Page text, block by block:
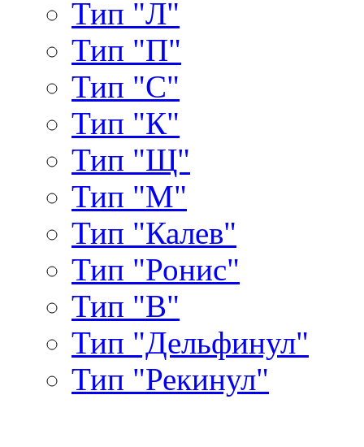
Тип "Л"
Тип "П"
Тип "С"
Тип "К"
Тип "Щ"
Тип "М"
Тип "Калев"
Тип "Ронис"
Тип "В"
Тип "Дельфинул"
Тип "Рекинул"